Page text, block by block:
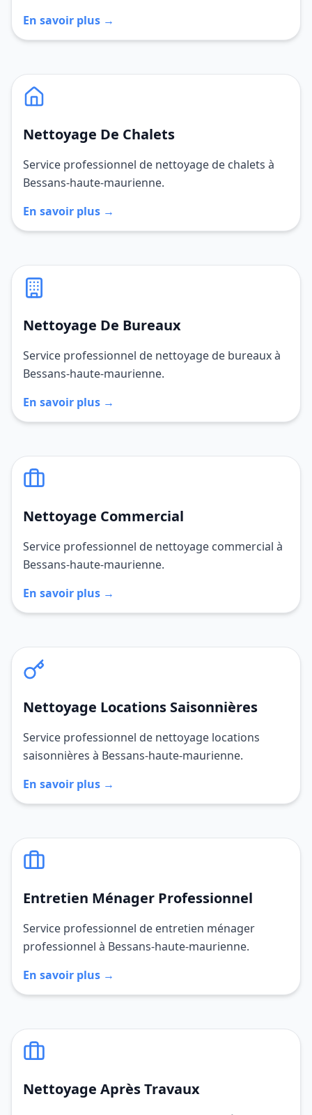
En savoir plus →
Nettoyage De Chalets
Service professionnel de nettoyage de chalets à
Bessans-haute-maurienne.
En savoir plus →
Nettoyage De Bureaux
Service professionnel de nettoyage de bureaux à
Bessans-haute-maurienne.
En savoir plus →
Nettoyage Commercial
Service professionnel de nettoyage commercial à
Bessans-haute-maurienne.
En savoir plus →
Nettoyage Locations Saisonnières
Service professionnel de nettoyage locations
saisonnières à Bessans-haute-maurienne.
En savoir plus →
Entretien Ménager Professionnel
Service professionnel de entretien ménager
professionnel à Bessans-haute-maurienne.
En savoir plus →
Nettoyage Après Travaux